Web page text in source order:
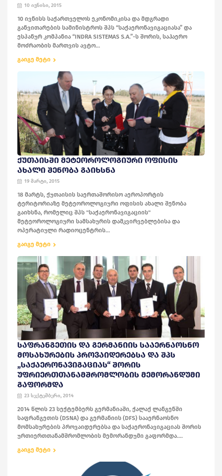
10 ივნისი, 2015
10 ივნისს საქართველოს ეკონომიკისა და მდგრადი
განვითარების სამინისტროს შპს “საქაერონავიგაციასა” და
ესპანურ კომპანია “INDRA SISTEMAS S.A.”-ს შორის, საჰაერო
მოძრაობის მართვის ავტო...
გაიგე მეტი
ᲥᲣᲗᲐᲘᲡᲨᲘ ᲛᲔᲢᲔᲝᲠᲝᲚᲝᲒᲘᲣᲠᲘ ᲝᲤᲘᲡᲘᲡ
ᲐᲮᲐᲚᲘ ᲨᲔᲜᲝᲑᲐ ᲒᲐᲘᲮᲡᲜᲐ
19 მარტი, 2015
18 მარტს, ქუთაისის საერთაშორისო აეროპორტის
ტერიტორიაზე მეტეოროლოგიური ოფისის ახალი შენობა
გაიხსნა, რომელიც შპს "საქაერონავიგაციის"
მეტეოროლოგიური სამსახურის დამკვირვებლებისა და
ოპერატიული რადიოცენტრის...
გაიგე მეტი
ᲡᲐᲤᲠᲐᲜᲒᲔᲗᲘᲡ ᲓᲐ ᲒᲔᲠᲛᲐᲜᲘᲘᲡ ᲡᲐᲐᲔᲠᲜᲐᲝᲡᲜᲝ
ᲛᲝᲡᲐᲮᲣᲠᲔᲑᲘᲡ ᲞᲠᲝᲕᲐᲘᲓᲔᲠᲔᲑᲡᲐ ᲓᲐ ᲨᲞᲡ
„ᲡᲐᲥᲐᲔᲠᲝᲜᲐᲕᲘᲒᲐᲪᲘᲐᲡ“ ᲨᲝᲠᲘᲡ
ᲣᲤᲠᲘᲔᲠᲗᲗᲐᲜᲐᲛᲨᲠᲝᲛᲚᲝᲑᲘᲡ ᲛᲔᲛᲝᲠᲐᲜᲓᲣᲛᲘ
ᲒᲐᲤᲝᲠᲛᲓᲐ
23 სექტემბერი, 2014
2014 წლის 23 სექტემბერს გერმანიაში, ქალაქ ლანგენში
საფრანგეთის (DSNA) და გერმანიის (DFS) სააერნაოსნო
მომსახურების პროვაიდერებსა და საქაერონავიგაციას შორის
ურთიერთთანამშრომლობის მემორანდუმი გაფორმდა....
გაიგე მეტი